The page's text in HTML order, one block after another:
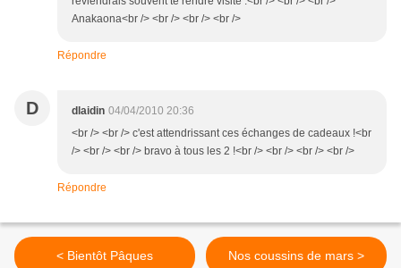
Anakaona<br /> <br /> <br /> <br />
Répondre
D dlaidin 04/04/2010 20:36
<br /> <br /> c'est attendrissant ces échanges de cadeaux !<br
/> <br /> <br /> bravo à tous les 2 !<br /> <br /> <br /> <br />
Répondre
< Bientôt Pâques Nos coussins de mars >